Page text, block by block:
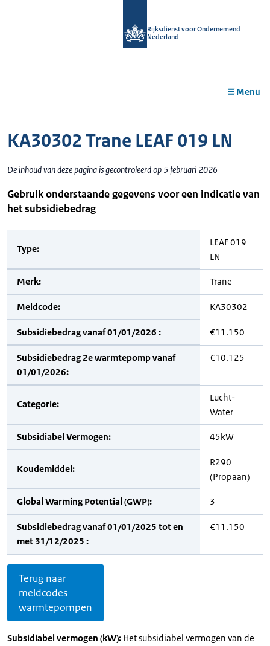
Rijksdienst voor Ondernemend
Nederland
Menu
KA30302 Trane LEAF 019 LN
De inhoud van deze pagina is gecontroleerd op 5 februari 2026
Gebruik onderstaande gegevens voor een indicatie van
het subsidiebedrag
Type:
LEAF 019
LN
Merk: Trane
Meldcode: KA30302
Subsidiebedrag vanaf 01/01/2026 : €11.150
Subsidiebedrag 2e warmtepomp vanaf
01/01/2026:
€10.125
Categorie:
Lucht-
Water
Subsidiabel Vermogen: 45kW
Koudemiddel:
R290
(Propaan)
Global Warming Potential (GWP): 3
Subsidiebedrag vanaf 01/01/2025 tot en
met 31/12/2025 :
€11.150
Terug naar
meldcodes
warmtepompen
Subsidiabel vermogen (kW): Het subsidiabel vermogen van de